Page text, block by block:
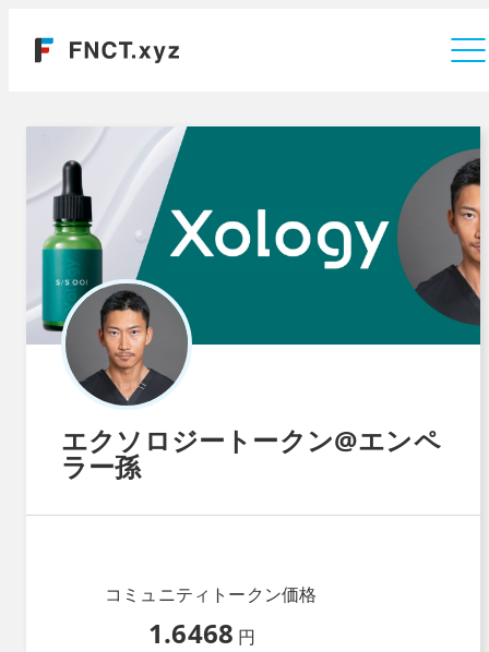
エクソロジートークン@エンペ
ラー孫
コミュニティトークン価格
1.6468 円